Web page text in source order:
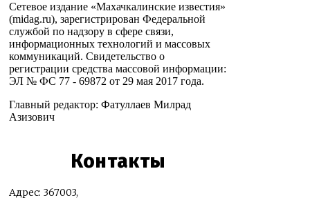
Сетевое издание «Махачкалинские известия»
(midag.ru), зарегистрирован Федеральной
службой по надзору в сфере связи,
информационных технологий и массовых
коммуникаций. Свидетельство о
регистрации средства массовой информации:
ЭЛ № ФС 77 - 69872 от 29 мая 2017 года.
Главный редактор: Фатуллаев Милрад
Азизович
Контакты
Адрес: 367003,